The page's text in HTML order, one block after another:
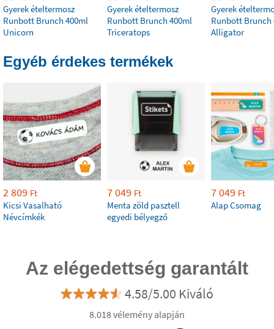
Gyerek ételtermosz
Runbott Brunch 400ml
Unicorn
Gyerek ételtermosz
Runbott Brunch 400ml
Triceratops
Gyerek
Runbott Brunch
Alligator
Egyéb érdekes termékek
2 809 Ft
Kicsi Vasalható
Névcímkék
7 049 Ft
Menta zöld pasztell
egyedi bélyegző
7 049 Ft
Alap Csomag
Az elégedettség garantált
4.58/5.00 Kiváló
8.018 vélemény alapján